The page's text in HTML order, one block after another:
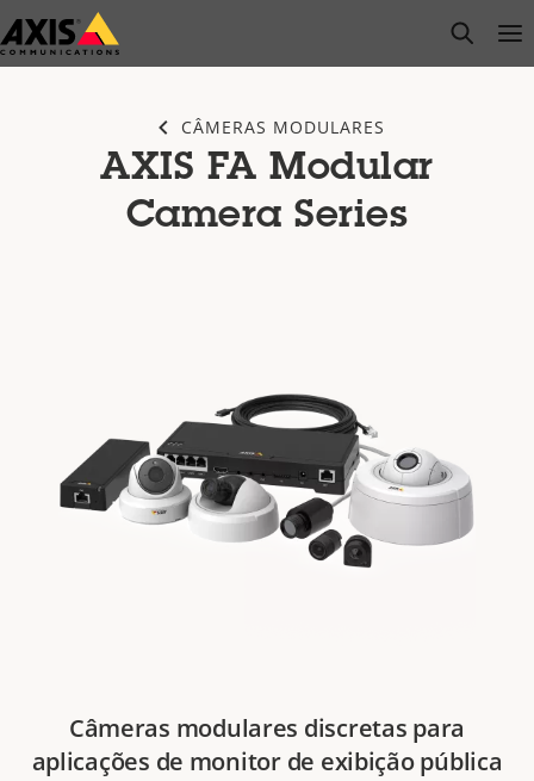
Pular
para
open
CÂMERAS MODULARES
AXIS FA Modular
Camera Series
Câmeras modulares discretas para
aplicações de monitor de exibição pública